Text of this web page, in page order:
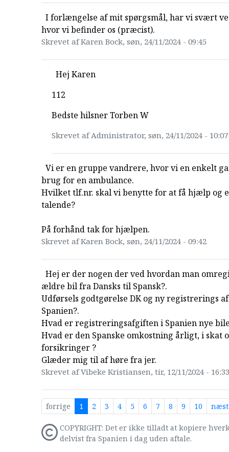
I forlængelse af mit spørgsmål, har vi svært
hvor vi befinder os (præcist).
Skrevet af Karen Bock, søn, 24/11/2024 - 09:45
Hej Karen
112
Bedste hilsner Torben W
Skrevet af Administrator, søn, 24/11/2024 - 10:07
Vi er en gruppe vandrere, hvor vi en enkelt
brug for en ambulance.
Hvilket tlf.nr. skal vi benytte for at få hjælp og
talende?
På forhånd tak for hjælpen.
Skrevet af Karen Bock, søn, 24/11/2024 - 09:42
Hej er der nogen der ved hvordan man
ældre bil fra Dansks til Spansk?.
Udførsels godtgørelse DK og ny registrerings
Spanien?.
Hvad er registreringsafgiften i Spanien nye
Hvad er den Spanske omkostning årligt, i skat
forsikringer ?
Glæder mig til af høre fra jer.
Skrevet af Vibeke Kristiansen, tir, 12/11/2024 - 16:33
forrige 1 2 3 4 5 6 7 8 9 10
COPYRIGHT: Det er ikke tilladt at kopiere
delvist fra Spanien i dag uden aftale.